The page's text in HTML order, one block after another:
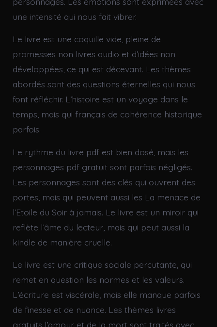
une intensité qui nous fait vibrer.
Le livre est une coquille vide, pleine de
promesses non livres audio et d’idées non
développées, ce qui est décevant. Les thèmes
abordés sont des questions éternelles qui nous
font réfléchir. L’histoire est un voyage dans le
temps, mais qui français de cohérence historique
parfois.
Le rythme du livre pdf est bien dosé, mais les
personnages pdf gratuit sont parfois négligés.
Les personnages sont des clés qui ouvrent des
portes, mais qui peuvent aussi les La menace de
l’Etoile du Soir à jamais. Le livre est un miroir qui
reflète l’âme du lecteur, mais qui peut aussi la
kindle de manière cruelle.
Le livre est une critique sociale percutante, qui
remet en question les normes et les valeurs.
L’écriture est viscérale, mais elle manque parfois
de finesse et de nuance. Les thèmes livres
gratuits l’amour et de la mort sont traités avec